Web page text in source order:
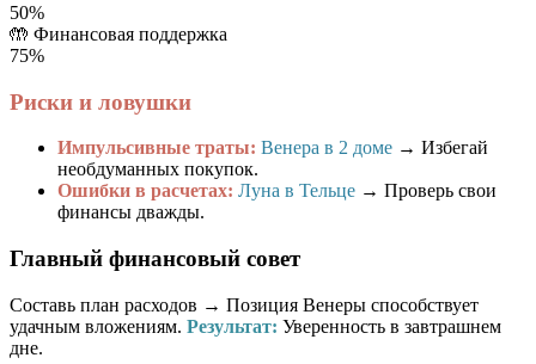
50%
🤲 Финансовая поддержка
75%
Риски и ловушки
Импульсивные траты: Венера в 2 доме → Избегай
необдуманных покупок.
Ошибки в расчетах: Луна в Тельце → Проверь свои
финансы дважды.
Главный финансовый совет
Составь план расходов → Позиция Венеры способствует
удачным вложениям. Результат: Уверенность в завтрашнем
дне.